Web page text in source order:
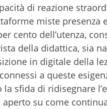
di reazione
miste presenza
cento dell’utenza,
della didattica, sia
in digitale della
a queste
sfida di ridisegnare
su come